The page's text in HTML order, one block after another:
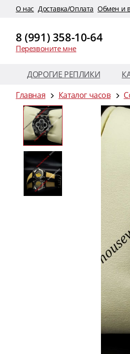
O нас Доставка/Оплата Обмен и
8 (991) 358-10-64
Перезвоните мне
ДОРОГИЕ РЕПЛИКИ
Главная
Каталог часов